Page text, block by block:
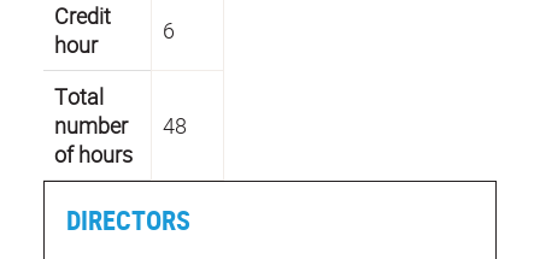
Credit
hour
6
Total
number
of hours
48
DIRECTORS